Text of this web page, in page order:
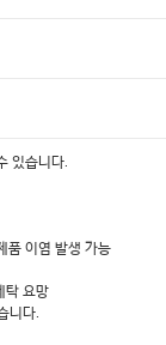
있습니다.
품 이염 발생 가능
탁 요망
니다.